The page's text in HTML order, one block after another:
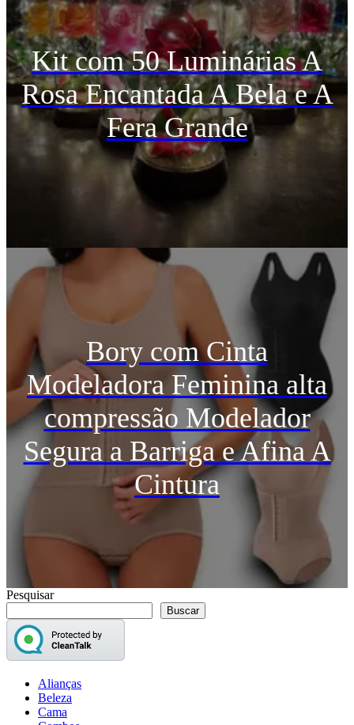
Kit com 50 Luminárias A
Rosa Encantada A Bela e A
Fera Grande
Bory com Cinta
Modeladora Feminina alta
compressão Modelador
Segura a Barriga e Afina A
Cintura
Pesquisar
Buscar
Alianças
Beleza
Cama